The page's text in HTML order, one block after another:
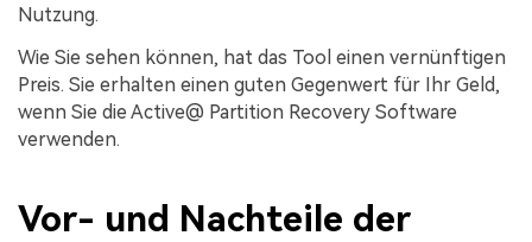
Nutzung.
Wie Sie sehen können, hat das Tool einen vernünftigen
Preis. Sie erhalten einen guten Gegenwert für Ihr Geld,
wenn Sie die Active@ Partition Recovery Software
verwenden.
Vor- und Nachteile der